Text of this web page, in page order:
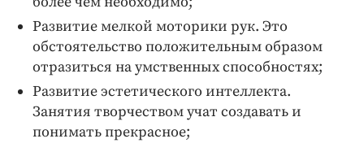
Развитие мелкой моторики рук. Это
обстоятельство положительным образом
отразиться на умственных способностях;
Развитие эстетического интеллекта.
Занятия творчеством учат создавать и
понимать прекрасное;